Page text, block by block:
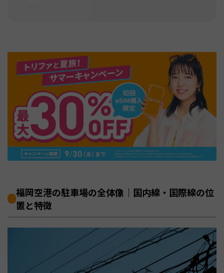
福岡空港の駐車場の全体像｜国内線・国際線の位
置と特徴